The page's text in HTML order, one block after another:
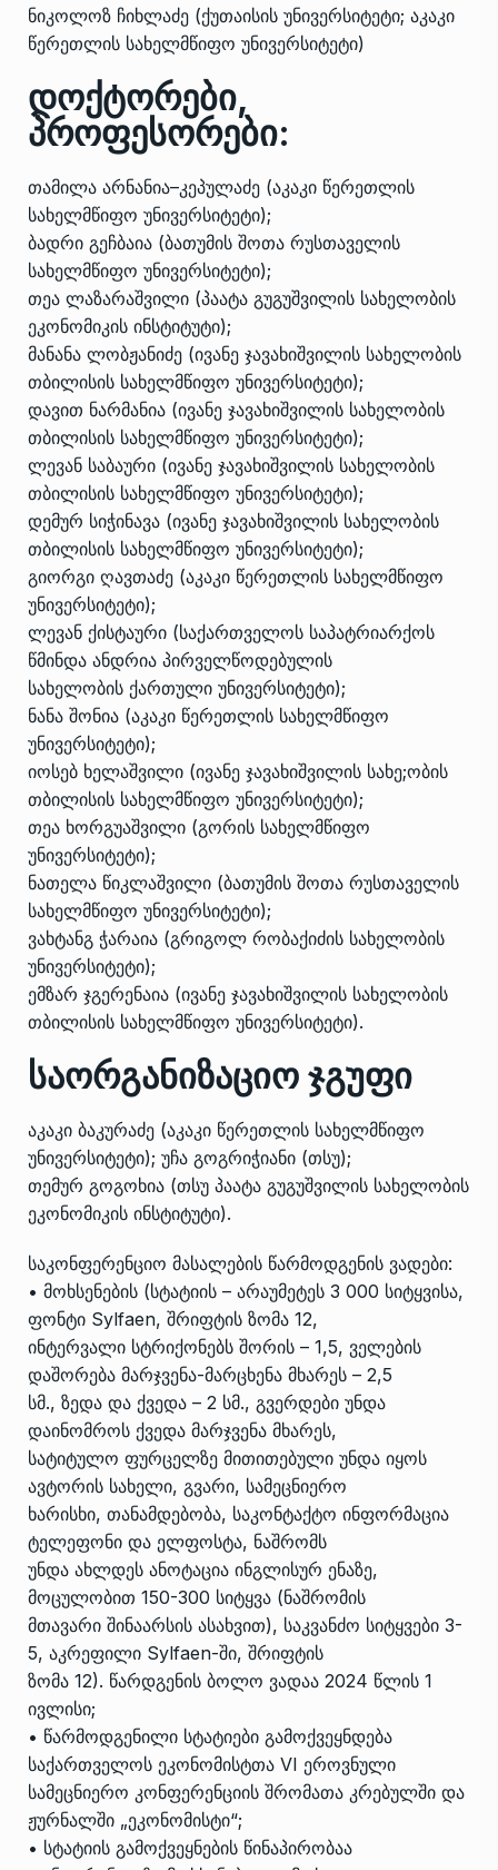
ნიკოლოზ ჩიხლაძე (ქუთაისის უნივერსიტეტი; აკაკი
წერეთლის სახელმწიფო უნივერსიტეტი)
დოქტორები,
პროფესორები:
თამილა არნანია–კეპულაძე (აკაკი წერეთლის
სახელმწიფო უნივერსიტეტი);
ბადრი გეჩბაია (ბათუმის შოთა რუსთაველის
სახელმწიფო უნივერსიტეტი);
თეა ლაზარაშვილი (პაატა გუგუშვილის სახელობის
ეკონომიკის ინსტიტუტი);
მანანა ლობჟანიძე (ივანე ჯავახიშვილის სახელობის
თბილისის სახელმწიფო უნივერსიტეტი);
დავით ნარმანია (ივანე ჯავახიშვილის სახელობის
თბილისის სახელმწიფო უნივერსიტეტი);
ლევან საბაური (ივანე ჯავახიშვილის სახელობის
თბილისის სახელმწიფო უნივერსიტეტი);
დემურ სიჭინავა (ივანე ჯავახიშვილის სახელობის
თბილისის სახელმწიფო უნივერსიტეტი);
გიორგი ღავთაძე (აკაკი წერეთლის სახელმწიფო
უნივერსიტეტი);
ლევან ქისტაური (საქართველოს საპატრიარქოს
წმინდა ანდრია პირველწოდებულის
სახელობის ქართული უნივერსიტეტი);
ნანა შონია (აკაკი წერეთლის სახელმწიფო
უნივერსიტეტი);
იოსებ ხელაშვილი (ივანე ჯავახიშვილის სახე;ობის
თბილისის სახელმწიფო უნივერსიტეტი);
თეა ხორგუაშვილი (გორის სახელმწიფო
უნივერსიტეტი);
ნათელა წიკლაშვილი (ბათუმის შოთა რუსთაველის
სახელმწიფო უნივერსიტეტი);
ვახტანგ ჭარაია (გრიგოლ რობაქიძის სახელობის
უნივერსიტეტი);
ემზარ ჯგერენაია (ივანე ჯავახიშვილის სახელობის
თბილისის სახელმწიფო უნივერსიტეტი).
საორგანიზაციო ჯგუფი
აკაკი ბაკურაძე (აკაკი წერეთლის სახელმწიფო
უნივერსიტეტი); უჩა გოგრიჭიანი (თსუ);
თემურ გოგოხია (თსუ პაატა გუგუშვილის სახელობის
ეკონომიკის ინსტიტუტი).
საკონფერენციო მასალების წარმოდგენის ვადები:
• მოხსენების (სტატიის – არაუმეტეს 3 000 სიტყვისა,
ფონტი Sylfaen, შრიფტის ზომა 12,
ინტერვალი სტრიქონებს შორის – 1,5, ველების
დაშორება მარჯვენა-მარცხენა მხარეს – 2,5
სმ., ზედა და ქვედა – 2 სმ., გვერდები უნდა
დაინომროს ქვედა მარჯვენა მხარეს,
სატიტულო ფურცელზე მითითებული უნდა იყოს
ავტორის სახელი, გვარი, სამეცნიერო
ხარისხი, თანამდებობა, საკონტაქტო ინფორმაცია
ტელეფონი და ელფოსტა, ნაშრომს
უნდა ახლდეს ანოტაცია ინგლისურ ენაზე,
მოცულობით 150-300 სიტყვა (ნაშრომის
მთავარი შინაარსის ასახვით), საკვანძო სიტყვები 3-
5, აკრეფილი Sylfaen-ში, შრიფტის
ზომა 12). წარდგენის ბოლო ვადაა 2024 წლის 1
ივლისი;
• წარმოდგენილი სტატიები გამოქვეყნდება
საქართველოს ეკონომისტთა VI ეროვნული
სამეცნიერო კონფერენციის შრომათა კრებულში და
ჟურნალში „ეკონომისტი“;
• სტატიის გამოქვეყნების წინაპირობაა